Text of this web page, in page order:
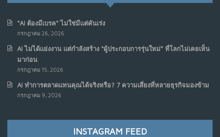
“AI ต้องมีเบรค“ ไม่ใช่มีแต่คันเร่ง
กรกฎาคม 26, 2026
AI ไม่ได้แย่งงาน แต่กำลังสร้าง “ผู้ประกอบการรุ่นใหม่” ที่โลกไม่เคยเห็น
มาก่อน
กรกฎาคม 15, 2026
AI ทำการตลาดแทนคุณได้จริงหรือ? 7 ความเสี่ยงที่หลายธุรกิจมองข้าม
กรกฎาคม 9, 2026
INSTAGRAM FEED